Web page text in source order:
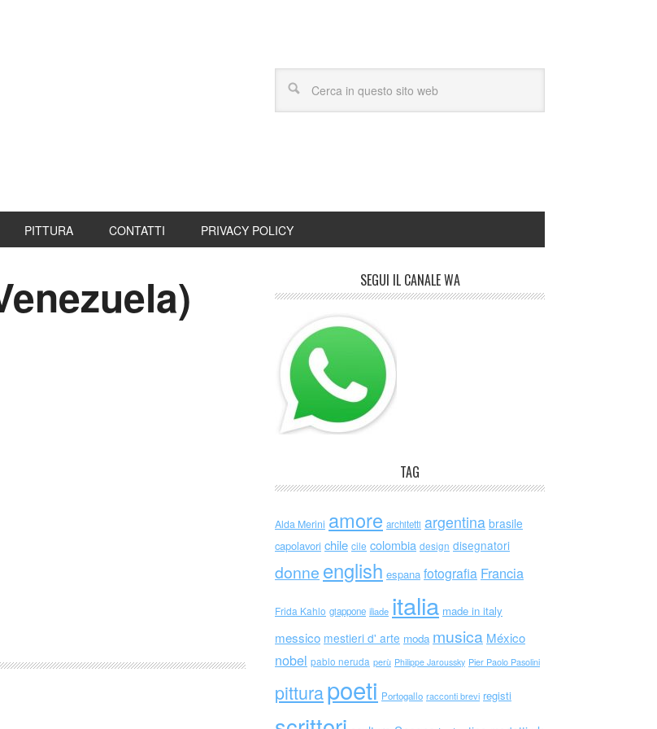
PITTURA CONTATTI PRIVACY POLICY
SEGUI IL CANALE WA
TAG
Alda Merini amore architetti argentina brasile
capolavori chile cile colombia design disegnatori
donne english espana fotografia Francia
Frida Kahlo giappone iliade italia made in italy
messico mestieri d' arte moda musica México
nobel pablo neruda perù Philippe Jaroussky Pier Paolo Pasolini
pitturapoeti Portogallo racconti brevi registi